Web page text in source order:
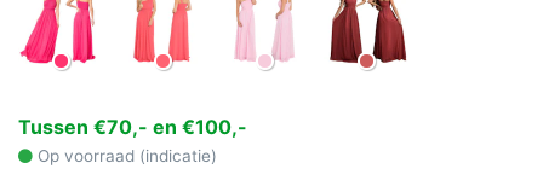
Tussen €70,- en €100,-
Op voorraad (indicatie)